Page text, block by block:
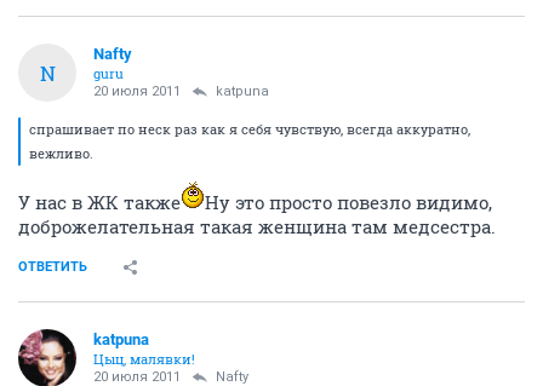
N
Nafty
guru
20 июля 2011 katpuna
спрашивает по неск раз как я себя чувствую, всегда аккуратно,
вежливо.
У нас в ЖК также
Ну это просто повезло видимо,
доброжелательная такая женщина там медсестра.
ОТВЕТИТЬ
katpuna
Цыц, малявки!
20 июля 2011 Nafty